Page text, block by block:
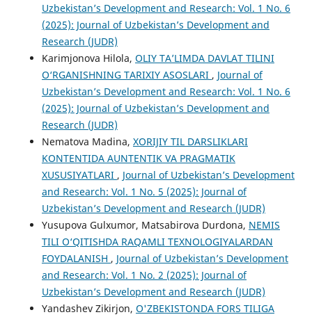
Uzbekistan’s Development and Research: Vol. 1 No. 6
(2025): Journal of Uzbekistan’s Development and
Research (JUDR)
Karimjonova Hilola, OLIY TA’LIMDA DAVLAT TILINI
O‘RGANISHNING TARIXIY ASOSLARI , Journal of
Uzbekistan’s Development and Research: Vol. 1 No. 6
(2025): Journal of Uzbekistan’s Development and
Research (JUDR)
Nematova Madina, XORIJIY TIL DARSLIKLARI
KONTENTIDA AUNTENTIK VA PRAGMATIK
XUSUSIYATLARI , Journal of Uzbekistan’s Development
and Research: Vol. 1 No. 5 (2025): Journal of
Uzbekistan’s Development and Research (JUDR)
Yusupova Gulxumor, Matsabirova Durdona, NEMIS
TILI O‘QITISHDA RAQAMLI TEXNOLOGIYALARDAN
FOYDALANISH , Journal of Uzbekistan’s Development
and Research: Vol. 1 No. 2 (2025): Journal of
Uzbekistan’s Development and Research (JUDR)
Yandashev Zikirjon, O'ZBEKISTONDA FORS TILIGA